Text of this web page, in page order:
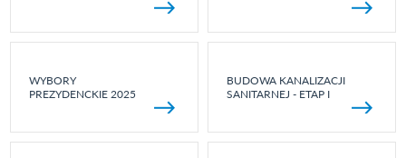
WYBORY
PREZYDENCKIE 2025
BUDOWA KANALIZACJI
SANITARNEJ - ETAP I